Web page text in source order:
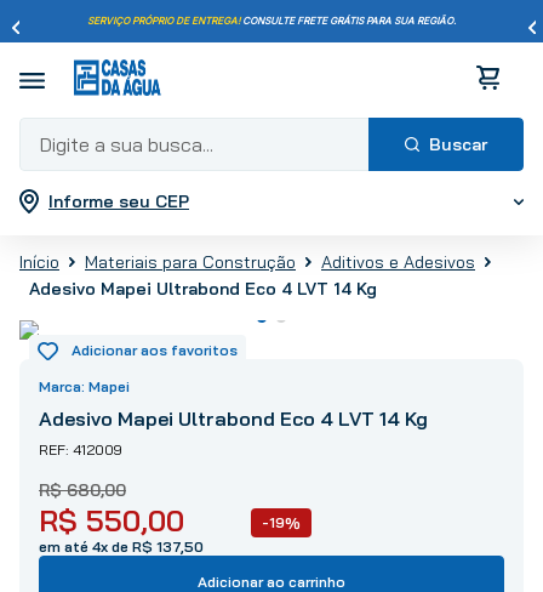
SERVIÇO PRÓPRIO DE ENTREGA!CONSULTE FRETE GRÁTIS PARA SUA REGIÃO.
Digite a sua busca...
Informe seu CEP
Materiais para Construção
Aditivos e Adesivos
Adesivo Mapei Ultrabond Eco 4 LVT 14 Kg
Mapei
Adesivo Mapei Ultrabond Eco 4 LVT 14 Kg
412009
R$ 550,00
R$ 680,00
-19%
em até 4x de R$ 137,50
Adicionar ao carrinho
Termos mais buscados
porcelanato
4
º
revestimento
5º
vaso sanitário
6º
torneira
7º
cimento
8 º
chuveiro
9º
telha
10º tinta